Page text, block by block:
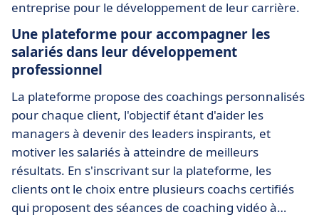
entreprise pour le développement de leur carrière.
Une plateforme pour accompagner les
salariés dans leur développement
professionnel
La plateforme propose des coachings personnalisés
pour chaque client, l'objectif étant d'aider les
managers à devenir des leaders inspirants, et
motiver les salariés à atteindre de meilleurs
résultats. En s'inscrivant sur la plateforme, les
clients ont le choix entre plusieurs coachs certifiés
qui proposent des séances de coaching vidéo à